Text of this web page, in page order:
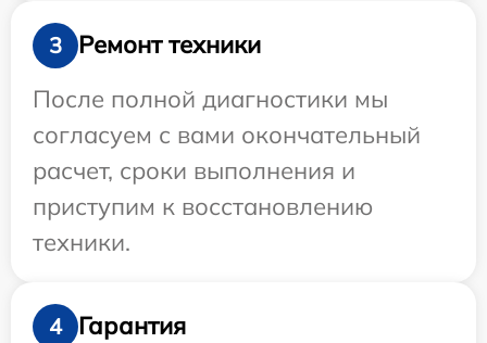
3
Ремонт техники
После полной диагностики мы
согласуем с вами окончательный
расчет, сроки выполнения и
приступим к восстановлению
техники.
4
Гарантия